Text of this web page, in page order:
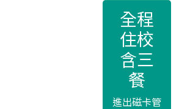
全程
住校
含三
餐
進出磁卡管